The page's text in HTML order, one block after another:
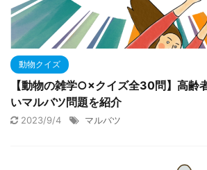
動物クイズ
【動物の雑学○×クイズ全30問】高齢
いマルバツ問題を紹介
2023/9/4 マルバツ